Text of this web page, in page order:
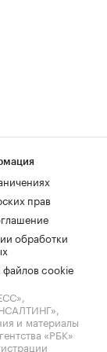
прав
обработки
файлов cookie
и материалы
«РБК»